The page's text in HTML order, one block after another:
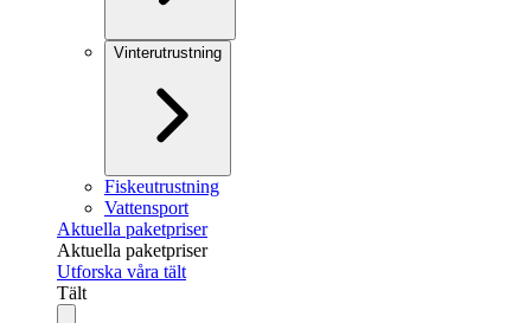
Vinterutrustning
Fiskeutrustning
Vattensport
Aktuella paketpriser
Aktuella paketpriser
Utforska våra tält
Tält